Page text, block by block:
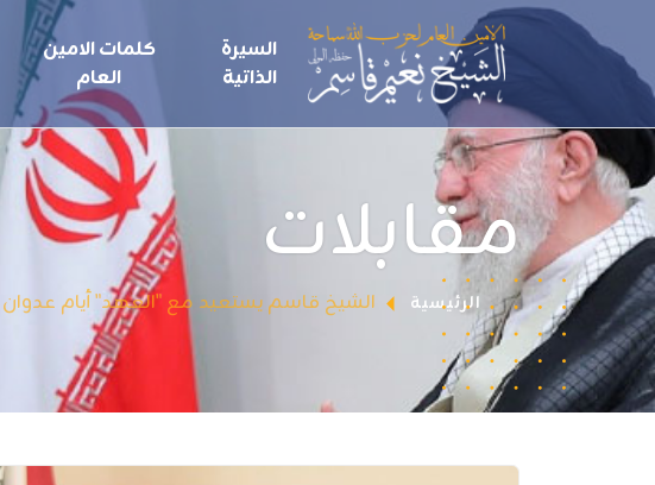
السيرة
الذاتية
كلمات الامين
العام
مقابلات
الرئيسية الشيخ قاسم يستعيد مع "العهد" أيام عدوان نيسان 1996.. تفاصيل المقاومة